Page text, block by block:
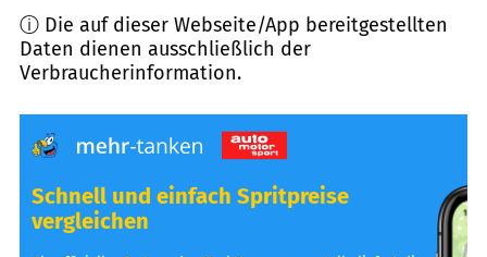
ⓘ Die auf dieser Webseite/App bereitgestellten
Daten dienen ausschließlich der
Verbraucherinformation.
Schnell und einfach Spritpreise
vergleichen